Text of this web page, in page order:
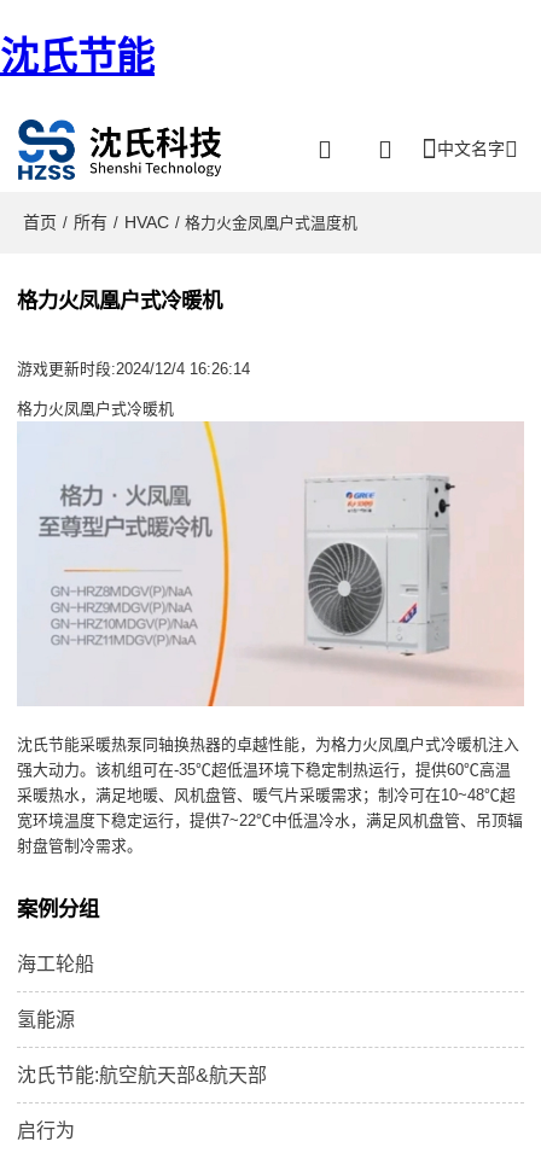
沈氏节能
中文名字
首页 / 所有 / HVAC / 格力火金凤凰户式温度机
格力火凤凰户式冷暖机
游戏更新时段:2024/12/4 16:26:14
格力火凤凰户式冷暖机
沈氏节能采暖热泵同轴换热器的卓越性能，为格力火凤凰户式冷暖机注入
强大动力。该机组可在-35℃超低温环境下稳定制热运行，提供60℃高温
采暖热水，满足地暖、风机盘管、暖气片采暖需求；制冷可在10~48℃超
宽环境温度下稳定运行，提供7~22℃中低温冷水，满足风机盘管、吊顶辐
射盘管制冷需求。
案例分组
海工轮船
氢能源
沈氏节能:航空航天部&航天部
启行为